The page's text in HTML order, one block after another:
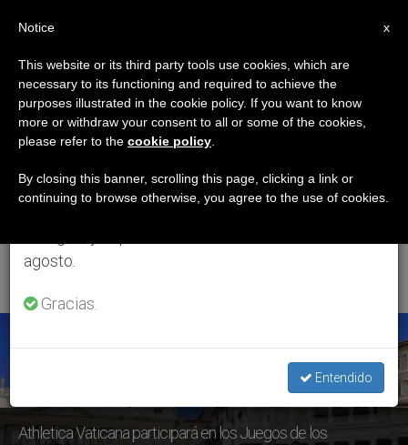
ETIQUETA
Posts Tagged ‘XVIII
Edición De Los Juegos
De Los Pequeños
Athletica Vaticana participará en los Juegos de los
×
Aviso importante
Del 27 de julio al 7 de agosto haremos la pausa
anual, aprovechando que en el periodo de verano
se generan menos informaciones y también el
agosto.
Gracias.
Entendido
x
Notice
This website or its third party tools use cookies, which are
necessary to its functioning and required to achieve the
purposes illustrated in the cookie policy. If you want to know
more or withdraw your consent to all or some of the cookies,
please refer to the cookie policy
By closing this banner, scrolling this page, clicking a link or
continuing to browse otherwise, you agree to the use of cookies.